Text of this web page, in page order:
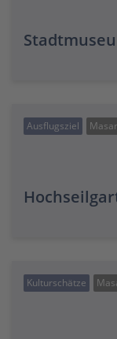
Ausflugsziel
Kulturschätze